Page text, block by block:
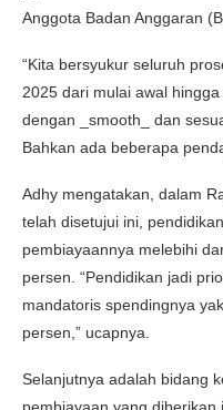
Anggota Badan Anggaran
“Kita bersyukur seluruh
2025 dari mulai awal
dengan _smooth_ dan
Bahkan ada beberapa
Adhy mengatakan, dalam
telah disetujui ini,
pembiayaannya melebihi
persen. “Pendidikan jadi
mandatoris spendingnya
persen,” ucapnya.
Selanjutnya adalah bidang